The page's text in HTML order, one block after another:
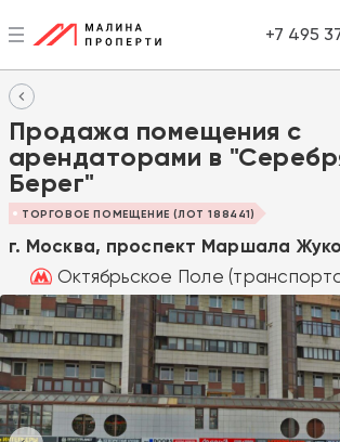
+7 495
Продажа помещения с
арендаторами в
Берег"
ТОРГОВОЕ ПОМЕЩЕНИЕ (ЛОТ 188441)
г. Москва, проспект Маршала
Октябрьское Поле